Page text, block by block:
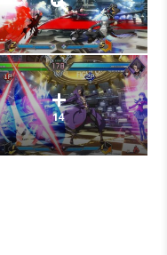
14